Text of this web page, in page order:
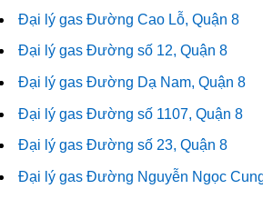
Đại lý gas Đường Cao Lỗ, Quận 8
Đại lý gas Đường số 12, Quận 8
Đại lý gas Đường Dạ Nam, Quận 8
Đại lý gas Đường số 1107, Quận 8
Đại lý gas Đường số 23, Quận 8
Đại lý gas Đường Nguyễn Ngọc